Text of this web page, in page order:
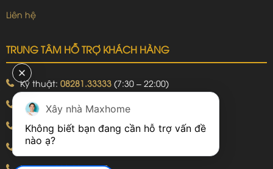
Liên hệ
TRUNG TÂM HỖ TRỢ KHÁCH HÀNG
Kỹ thuật: 08281.33333 (7:30 – 22:00)
Khiếu nại:
09240.99999
Bảo hành:09240.99999(8:00 – 21:00)
Hotline: 092.774.8888
Xây nhà Maxhome
Không biết bạn đang cần hỗ trợ vấn đề